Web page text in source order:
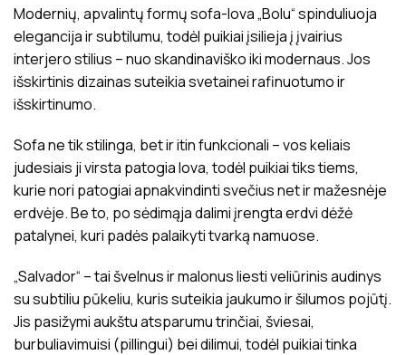
Modernių, apvalintų formų sofa-lova „Bolu“ spinduliuoja
elegancija ir subtilumu, todėl puikiai įsilieja į įvairius
interjero stilius – nuo skandinaviško iki modernaus. Jos
išskirtinis dizainas suteikia svetainei rafinuotumo ir
išskirtinumo.
Sofa ne tik stilinga, bet ir itin funkcionali – vos keliais
judesiais ji virsta patogia lova, todėl puikiai tiks tiems,
kurie nori patogiai apnakvindinti svečius net ir mažesnėje
erdvėje. Be to, po sėdimąja dalimi įrengta erdvi dėžė
patalynei, kuri padės palaikyti tvarką namuose.
„Salvador“ – tai švelnus ir malonus liesti veliūrinis audinys
su subtiliu pūkeliu, kuris suteikia jaukumo ir šilumos pojūtį.
Jis pasižymi aukštu atsparumu trinčiai, šviesai,
burbuliavimuisi (pillingui) bei dilimui, todėl puikiai tinka